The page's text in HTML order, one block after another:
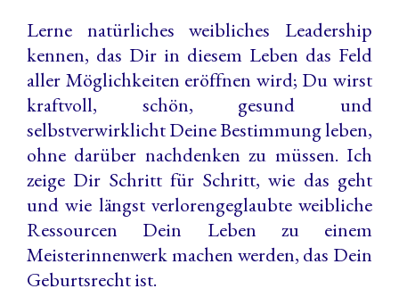
Lerne natürliches weibliches Leadership
kennen, das Dir in diesem Leben das Feld
aller Möglichkeiten eröffnen wird; Du wirst
kraftvoll, schön, gesund und
selbstverwirklicht Deine Bestimmung leben,
ohne darüber nachdenken zu müssen. Ich
zeige Dir Schritt für Schritt, wie das geht
und wie längst verlorengeglaubte weibliche
Ressourcen Dein Leben zu einem
Meisterinnenwerk machen werden, das Dein
Geburtsrecht ist.